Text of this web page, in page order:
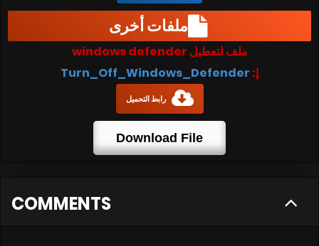
ملفات أخرى
ملف لتعطيل windows defender
إ: Turn_Off_Windows_Defender
رابط التحميل
Download File
COMMENTS